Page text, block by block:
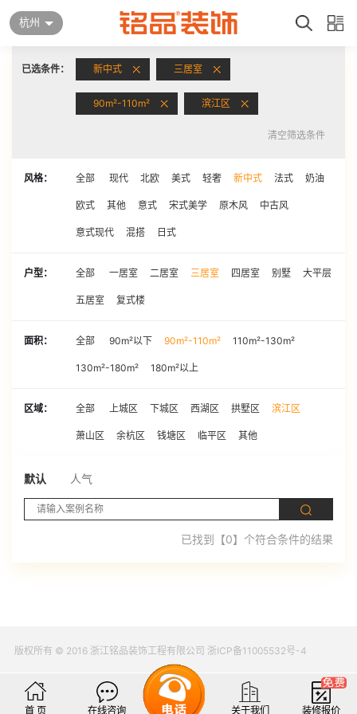
杭州
已选条件： 新中式 三居室
90m²-110m² 滨江区
清空筛选条件
风格： 全部 现代 北欧 美式 轻奢 新中式 法式 奶油
欧式 其他 意式 宋式美学 原木风 中古风
意式现代 混搭 日式
户型： 全部 一居室 二居室 三居室 四居室 别墅 大平层
五居室 复式楼
面积： 全部 90m²以下 90m²-110m² 110m²-130m²
130m²-180m² 180m²以上
区域： 全部 上城区 下城区 西湖区 拱墅区 滨江区
萧山区 余杭区 钱塘区 临平区 其他
默认 人气
已找到【0】个符合条件的结果
版权所有 © 2016 浙江铭品装饰工程有限公司 浙ICP备11005532号-4
首 页 在线咨询 关于我们 装修报价